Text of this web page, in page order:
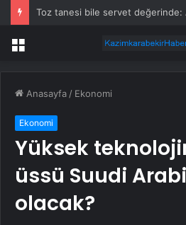
Menü
Anasayfa / Ekonomi
Ekonomi
Yüksek
üssü Suudi
olacak?